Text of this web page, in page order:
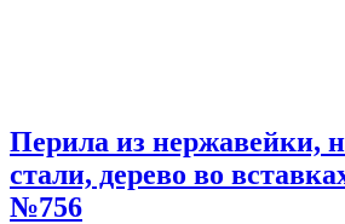
Перила из нержавейки,
стали, дерево во
№756